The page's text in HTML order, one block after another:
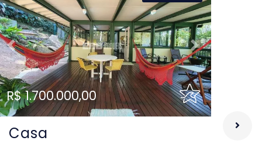
Previous Next
R$ 1.700.000,00
Casa